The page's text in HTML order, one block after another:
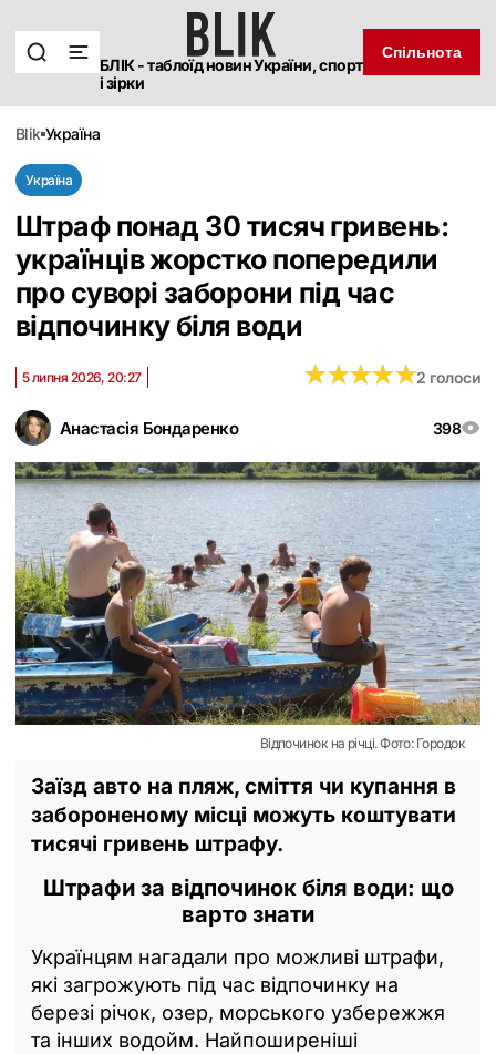
БЛІК - таблоїд новин України, спорт
і зірки
Спільнота
blik україна
Україна
Штраф понад 30 тисяч гривень:
українців жорстко попередили
про суворі заборони під час
відпочинку біля води
Анастасія Бондаренко 398
5 липня 2026, 20:27 ★★★★★
★★★★★2 голоси
Відпочинок на річці. Фото: Городок
Заїзд авто на пляж, сміття чи купання в
забороненому місці можуть коштувати
тисячі гривень штрафу.
Штрафи за відпочинок біля води: що
варто знати
Українцям нагадали про можливі штрафи,
які загрожують під час відпочинку на
березі річок, озер, морського узбережжя
та інших водойм. Найпоширеніші